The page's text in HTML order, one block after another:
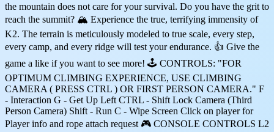
the mountain does not care for your survival. Do you have the grit to
reach the summit? 🏔️ Experience the true, terrifying immensity of
K2. The terrain is meticulously modeled to true scale, every step,
every camp, and every ridge will test your endurance. 👍 Give the
game a like if you want to see more! 🕹️ CONTROLS: "FOR
OPTIMUM CLIMBING EXPERIENCE, USE CLIMBING
CAMERA ( PRESS CTRL ) OR FIRST PERSON CAMERA." F
- Interaction G - Get Up Left CTRL - Shift Lock Camera (Third
Person Camera) Shift - Run C - Wipe Screen Click on player for
Player info and rope attach request 🎮 CONSOLE CONTROLS L2